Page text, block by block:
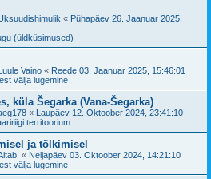
« Pühapäev 26. Jaanuar 2025,
(üldküsimused)
Vaino « Reede 03. Jaanuar 2025, 15:46:01
välja lugemine
küla Šegarka (Vana-Šegarka)
« Laupäev 12. Oktoober 2024, 23:41:10
territoorium
ja tõlkimisel
« Neljapäev 03. Oktoober 2024, 14:21:10
välja lugemine